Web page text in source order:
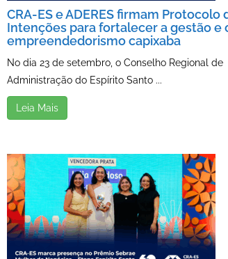
CRA-ES e ADERES firmam Protocolo
Intenções para fortalecer a gestão e
empreendedorismo capixaba
No dia 23 de setembro, o Conselho Regional de
Administração do Espírito Santo ...
Leia Mais